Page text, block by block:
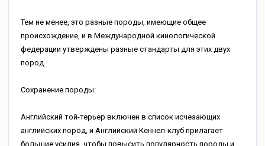
Тем не менее, это разные породы, имеющие общее
происхождение, и в Международной кинологической
федерации утверждены разные стандарты для этих двух
пород.
Сохранение породы:
Английский той-терьер включен в список исчезающих
английских пород, и Английский Кеннел-клуб прилагает
большие усилия, чтобы повысить популярность породы и